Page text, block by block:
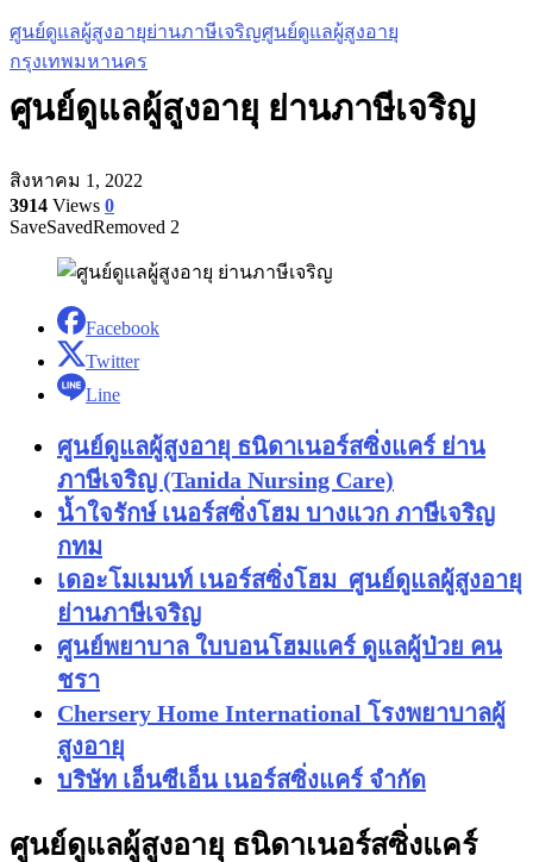
ศูนย์ดูแลผู้สูงอายุย่านภาษีเจริญศูนย์ดูแลผู้สูงอายุ
กรุงเทพมหานคร
ศูนย์ดูแลผู้สูงอายุ ย่านภาษีเจริญ
สิงหาคม 1, 2022
3914 Views 0
SaveSavedRemoved 2
Facebook
Twitter
Line
ศูนย์ดูแลผู้สูงอายุ ธนิดาเนอร์สซิ่งแคร์ ย่าน
ภาษีเจริญ (Tanida Nursing Care)
น้ำใจรักษ์ เนอร์สซิ่งโฮม บางแวก ภาษีเจริญ
กทม
เดอะโมเมนท์ เนอร์สซิ่งโฮม ศูนย์ดูแลผู้สูงอายุ
ย่านภาษีเจริญ
ศูนย์พยาบาล ใบบอนโฮมแคร์ ดูแลผู้ป่วย คน
ชรา
Chersery Home International โรงพยาบาลผู้
สูงอายุ
บริษัท เอ็นซีเอ็น เนอร์สซิ่งแคร์ จำกัด
ศูนย์ดูแลผู้สูงอายุ ธนิดาเนอร์สซิ่งแคร์